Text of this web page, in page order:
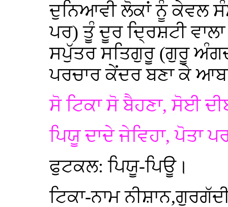
ਦੁਨਿਆਵੀ ਲੋਕਾਂ ਨੂੰ ਕੇਵਲ
ਪਰ) ਤੂੰ ਦੂਰ ਦ੍ਰਿਸ਼ਟੀ
ਸਪੁੱਤਰ ਸਤਿਗੁਰੂ (ਗੁਰੂ ਅੰਗਦ
ਪਰਚਾਰ ਕੇਂਦਰ ਬਣਾ ਕੇ
ਸੋ ਟਿਕਾ ਸੋ ਬੈਹਣਾ, ਸੋਈ
ਪਿਯੂ ਦਾਦੇ ਜੇਵਿਹਾ, ਪੋਤਾ
ਫੁਟਕਲ: ਪਿਯੂ-ਪਿਊ।
ਟਿਕਾ-ਨਾਮ